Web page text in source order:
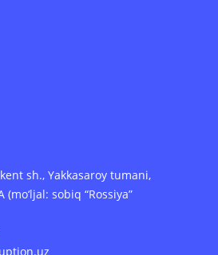
sh., Yakkasaroy tumani,
(mo‘ljal: sobiq “Rossiya”